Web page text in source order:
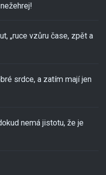
„ruce vzůru čase, zpět a
srdce, a zatím mají jen
nemá jistotu, že je